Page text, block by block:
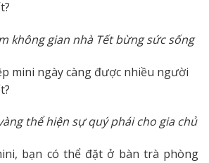
không gian nhà Tết bừng sức sống
thể hiện sự quý phái cho gia chủ
bạn có thể đặt ở bàn trà phòng